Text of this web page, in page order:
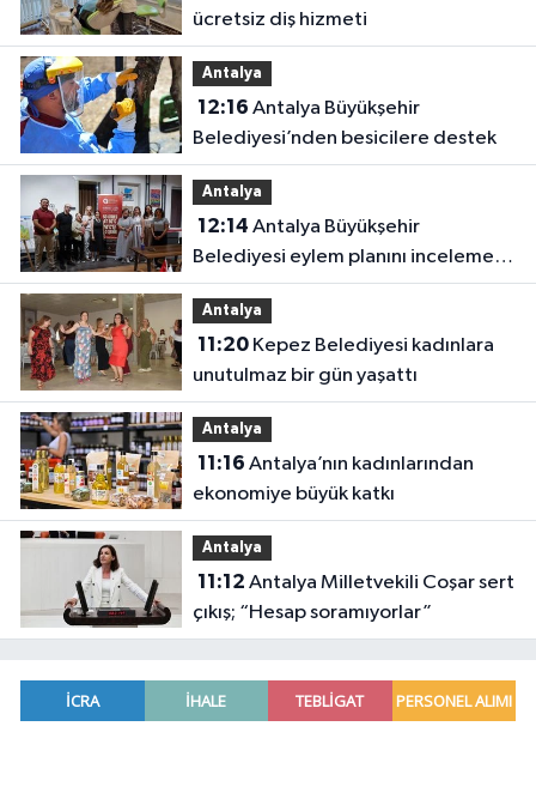
ücretsiz diş hizmeti
Antalya
12:16
Belediyesi’nden besicilere destek
Antalya
12:14
Belediyesi eylem planını inceleme
altına aldı
Antalya
11:20Kepez Belediyesi kadınlara
unutulmaz bir gün yaşattı
Antalya
11:16
ekonomiye büyük katkı
Antalya
11:12
çıkış; “Hesap soramıyorlar”